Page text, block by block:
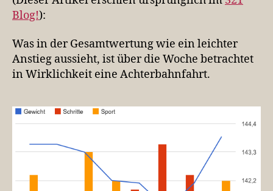
Blog!):
Was in der Gesamtwertung wie ein leichter
Anstieg aussieht, ist über die Woche betrachtet
in Wirklichkeit eine Achterbahnfahrt.